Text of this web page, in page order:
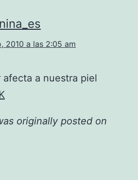
2010 a las 2:05 am
afecta a nuestra piel
originally posted on